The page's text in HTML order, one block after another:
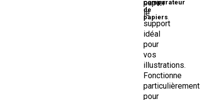
papier
le
support
idéal
pour
vos
illustrations.
Fonctionne
particulièrement
pour
comparateur
de
papiers.